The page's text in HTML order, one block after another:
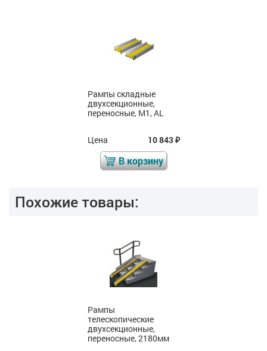
Рампы складные
двухсекционные,
переносные, М1, AL
Цена 10 843₽
В корзину
Похожие товары:
Рампы
телескопические
двухсекционные,
переносные, 2180мм